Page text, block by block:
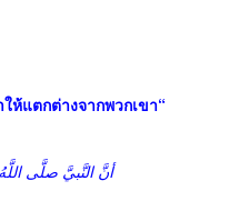
ห้แตกต่างจากพวกเขา“
أنَّ النَّبيَّ صلَّى